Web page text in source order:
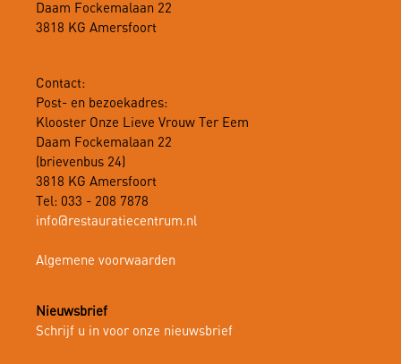
Daam Fockemalaan 22
3818 KG Amersfoort
Contact:
Post- en bezoekadres:
Klooster Onze Lieve Vrouw Ter Eem
Daam Fockemalaan 22
(brievenbus 24)
3818 KG Amersfoort
Tel: 033 - 208 7878
info@restauratiecentrum.nl
Algemene voorwaarden
Nieuwsbrief
Schrijf u in voor onze nieuwsbrief